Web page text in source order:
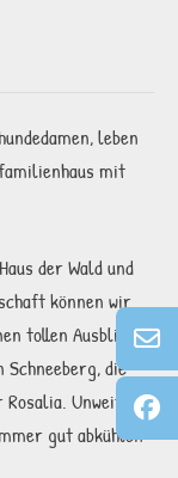
leben
mit
der Wald und
können wir
tollen Ausblick
Schneeberg, die
Unweit
gut abkühlen